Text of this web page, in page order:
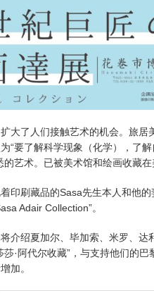
大了人们接触艺术的机会。旅居
“要了解科学现象（化学），了
艺术。已被美术馆和绘画收藏在
印刷藏品的Sasa先生本人和他的
Adair Collection”。
介绍夏加尔、毕加索、米罗、达
莎·阿代尔收藏”，与支持他们的巴
加。